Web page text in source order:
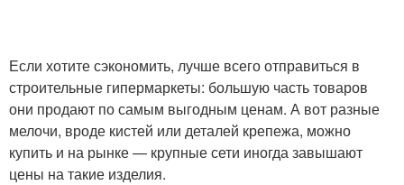
Если хотите сэкономить, лучше всего отправиться в
строительные гипермаркеты: большую часть товаров
они продают по самым выгодным ценам. А вот разные
мелочи, вроде кистей или деталей крепежа, можно
купить и на рынке — крупные сети иногда завышают
цены на такие изделия.